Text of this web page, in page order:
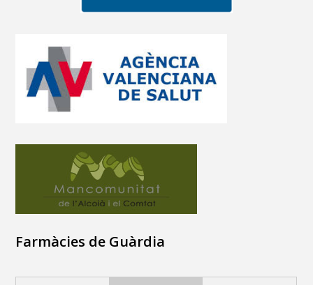
Farmàcies de Guàrdia